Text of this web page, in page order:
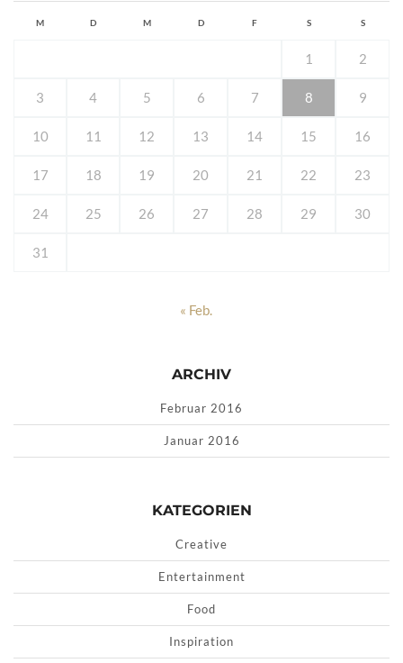
M D M D F S S
1 2
3 4 5 6 7 8 9
10 11 12 13 14 15 16
17 18 19 20 21 22 23
24 25 26 27 28 29 30
31
« Feb.
ARCHIV
Februar 2016
Januar 2016
KATEGORIEN
Creative
Entertainment
Food
Inspiration